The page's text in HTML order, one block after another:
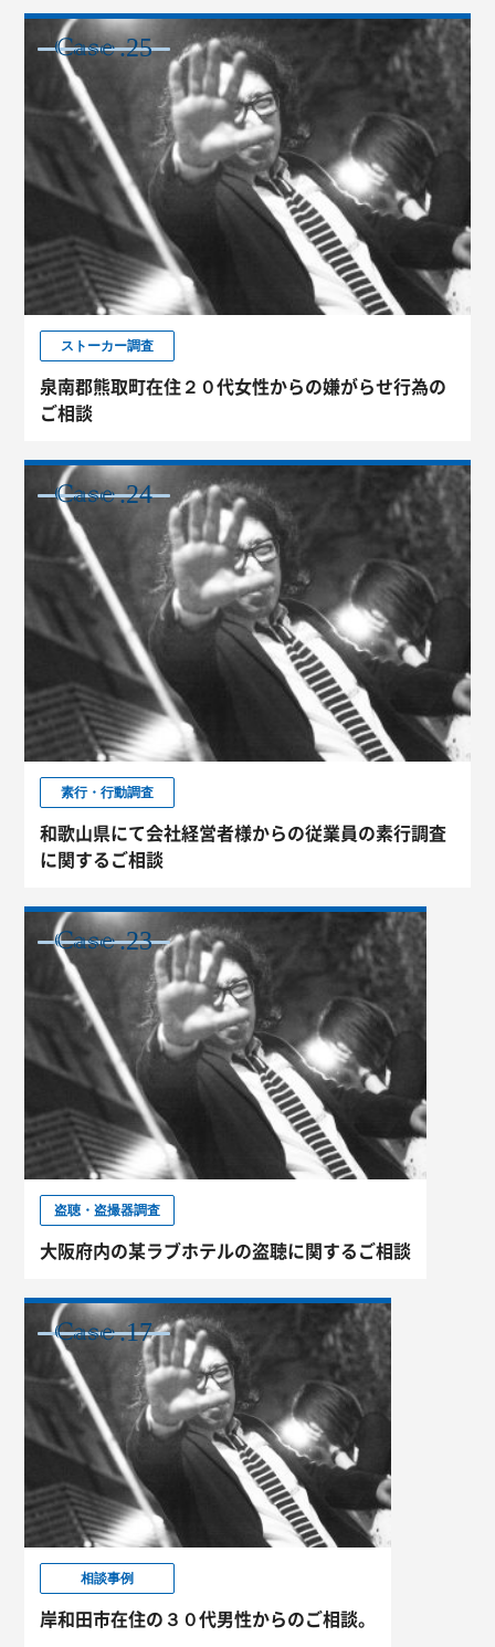
CASE
.25
ストーカー調査
泉南郡熊取町在住２０代女性からの嫌がらせ行為の
ご相談
CASE
.24
素行・行動調査
和歌山県にて会社経営者様からの従業員の素行調査
に関するご相談
CASE
.23
盗聴・盗撮器調査
大阪府内の某ラブホテルの盗聴に関するご相談
CASE
.17
相談事例
岸和田市在住の３０代男性からのご相談。